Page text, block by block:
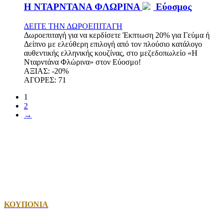
Η ΝΤΑΡΝΤΑΝΑ ΦΛΩΡΙΝΑ Εύοσμος
ΔΕΙΤΕ ΤΗΝ ΔΩΡΟΕΠΙΤΑΓΗ
Δωροεπιταγή για να κερδίσετε Έκπτωση 20% για Γεύμα ή
Δείπνο με ελεύθερη επιλογή από τον πλούσιο κατάλογο
αυθεντικής ελληνικής κουζίνας, στο μεζεδοπωλείο «Η
Νταρντάνα Φλώρινα» στον Εύοσμο!
ΑΞΙΑΣ: -20%
ΑΓΟΡΕΣ: 71
1
2
→
ΚΟΥΠΟΝΙΑ